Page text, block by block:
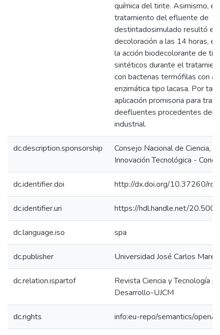
química del tinte. Asimismo, el
tratamiento del efluente de
destintadosimulado resultó
decoloración a las 14 horas,
la acción biodecolorante de
sintéticos durante el
con bacterias termófilas con
enzimática tipo lacasa. Por
aplicación promisoria para
deefluentes procedentes del
industrial.
dc.description.sponsorship
Consejo Nacional de Ciencia,
Innovación Tecnológica -
dc.identifier.doi http://dx.doi.org/10.37260/
dc.identifier.uri https://hdl.handle.net/
dc.language.iso spa
dc.publisher Universidad José Carlos
dc.relation.ispartof
Revista Ciencia y Tecnología
Desarrollo-UJCM
dc.rights info:eu-repo/semantics/